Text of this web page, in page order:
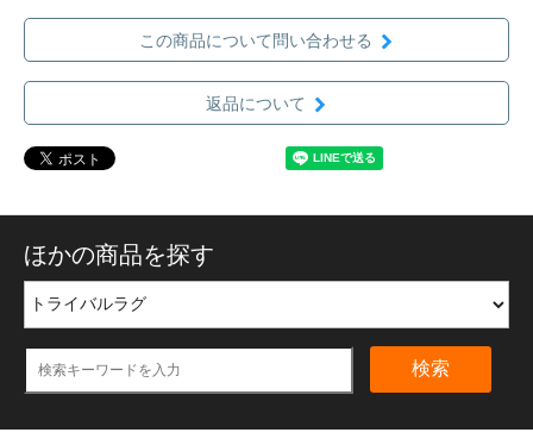
この商品について問い合わせる
返品について
ほかの商品を探す
検索